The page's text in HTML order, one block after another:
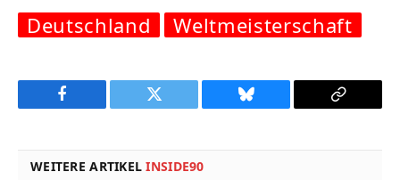
Deutschland Weltmeisterschaft
Facebook Twitter Bluesky
Copy
WEITERE ARTIKELINSIDE90